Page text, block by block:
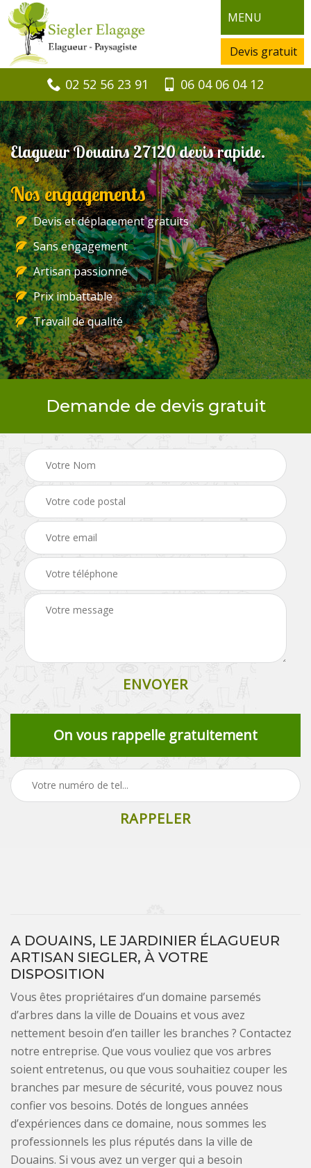
MENU
Devis gratuit
02 52 56 23 91 06 04 06 04 12
Elagueur Douains 27120 devis rapide.
Nos engagements
Devis et déplacement gratuits
Sans engagement
Artisan passionné
Prix imbattable
Travail de qualité
Demande de devis gratuit
On vous rappelle gratuitement
A DOUAINS, LE JARDINIER ÉLAGUEUR
ARTISAN SIEGLER, À VOTRE
DISPOSITION
Vous êtes propriétaires d’un domaine parsemés
d’arbres dans la ville de Douains et vous avez
nettement besoin d’en tailler les branches ? Contactez
notre entreprise. Que vous vouliez que vos arbres
soient entretenus, ou que vous souhaitiez couper les
branches par mesure de sécurité, vous pouvez nous
confier vos besoins. Dotés de longues années
d’expériences dans ce domaine, nous sommes les
professionnels les plus réputés dans la ville de
Douains. Si vous avez un verger qui a besoin